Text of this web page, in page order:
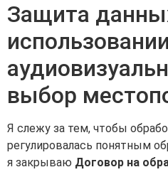
Защита
использовании
выбор
Я слежу за тем, чтобы
регулировалась понятным
я закрываю Договор на